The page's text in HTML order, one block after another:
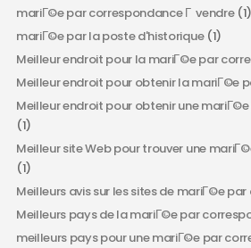
mariГ©e par correspondance Г vendre(1)
mariГ©e par la poste d'historique(1)
Meilleur endroit pour la mariГ©e par
Meilleur endroit pour obtenir la mariГ©e
Meilleur endroit pour obtenir une
(1)
Meilleur site Web pour trouver une
(1)
Meilleurs avis sur les sites de mariГ©e
Meilleurs pays de la mariГ©e par
meilleurs pays pour une mariГ©e par